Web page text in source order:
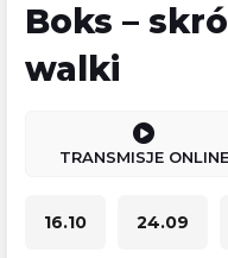
Boks –
walki
TRANSMISJE ONLINE
16.10 24.09